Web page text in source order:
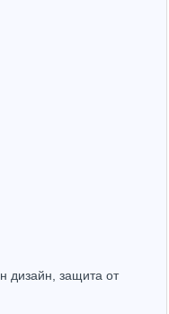
дизайн, защита от